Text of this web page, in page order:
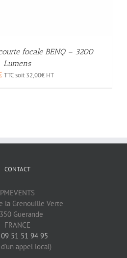
focale BENQ – 3200
Lumens
TTC soit 32,00€HT
CONTACT
PMEVENTS
la Grenouille Verte
Guerande
FRANCE
09 51 51 94 95
appel local)